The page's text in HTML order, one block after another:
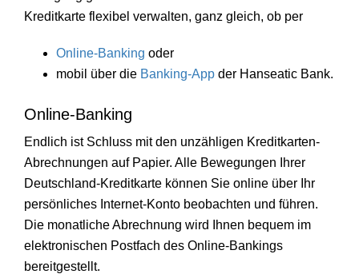
Kreditkarte flexibel verwalten, ganz gleich, ob per
Online-Banking oder
mobil über die Banking-App der Hanseatic Bank.
Online-Banking
Endlich ist Schluss mit den unzähligen Kreditkarten-
Abrechnungen auf Papier. Alle Bewegungen Ihrer
Deutschland-Kreditkarte können Sie online über Ihr
persönliches Internet-Konto beobachten und führen.
Die monatliche Abrechnung wird Ihnen bequem im
elektronischen Postfach des Online-Bankings
bereitgestellt.